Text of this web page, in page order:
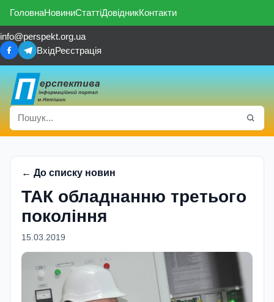
ГоловнаНовиниСтаттіДовідникКонтакти
info@perspekt.org.ua
ВхідРеєстрація
← До списку новин
ТАК обладнанню третього
поколiння
15.03.2019